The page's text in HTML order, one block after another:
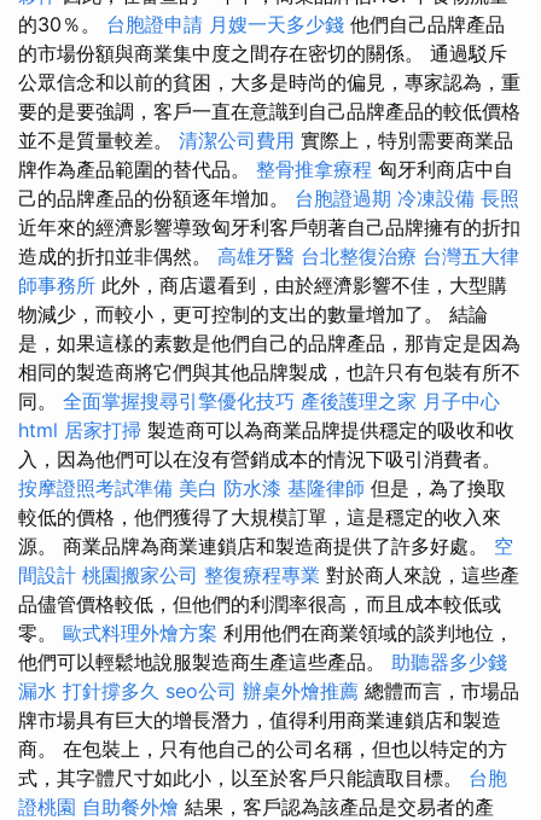
的30％。 台胞證申請 月嫂一天多少錢 他們自己品牌產品
的市場份額與商業集中度之間存在密切的關係。 通過駁斥
公眾信念和以前的貧困，大多是時尚的偏見，專家認為，重
要的是要強調，客戶一直在意識到自己品牌產品的較低價格
並不是質量較差。 清潔公司費用 實際上，特別需要商業品
牌作為產品範圍的替代品。 整骨推拿療程 匈牙利商店中自
己的品牌產品的份額逐年增加。 台胞證過期 冷凍設備 長照
近年來的經濟影響導致匈牙利客戶朝著自己品牌擁有的折扣
造成的折扣並非偶然。 高雄牙醫 台北整復治療 台灣五大律
師事務所 此外，商店還看到，由於經濟影響不佳，大型購
物減少，而較小，更可控制的支出的數量增加了。 結論
是，如果這樣的素數是他們自己的品牌產品，那肯定是因為
相同的製造商將它們與其他品牌製成，也許只有包裝有所不
同。 全面掌握搜尋引擎優化技巧 產後護理之家 月子中心
html 居家打掃 製造商可以為商業品牌提供穩定的吸收和收
入，因為他們可以在沒有營銷成本的情況下吸引消費者。
按摩證照考試準備 美白 防水漆 基隆律師 但是，為了換取
較低的價格，他們獲得了大規模訂單，這是穩定的收入來
源。 商業品牌為商業連鎖店和製造商提供了許多好處。 空
間設計 桃園搬家公司 整復療程專業 對於商人來說，這些產
品儘管價格較低，但他們的利潤率很高，而且成本較低或
零。 歐式料理外燴方案 利用他們在商業領域的談判地位，
他們可以輕鬆地說服製造商生產這些產品。 助聽器多少錢
漏水 打針撐多久 seo公司 辦桌外燴推薦 總體而言，市場品
牌市場具有巨大的增長潛力，值得利用商業連鎖店和製造
商。 在包裝上，只有他自己的公司名稱，但也以特定的方
式，其字體尺寸如此小，以至於客戶只能讀取目標。 台胞
證桃園 自助餐外燴 結果，客戶認為該產品是交易者的產